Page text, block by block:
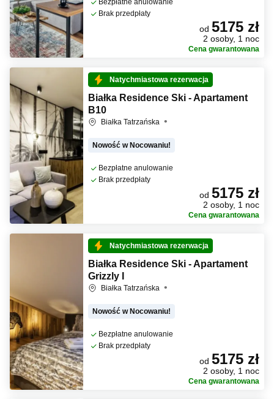
Bezpłatne anulowanie
Brak przedpłaty
od 5175 zł
2 osoby, 1 noc
Cena gwarantowana
Natychmiastowa rezerwacja
Białka Residence Ski - Apartament
B10
Białka Tatrzańska
Nowość w Nocowaniu!
Bezpłatne anulowanie
Brak przedpłaty
od 5175 zł
2 osoby, 1 noc
Cena gwarantowana
Natychmiastowa rezerwacja
Białka Residence Ski - Apartament
Grizzly I
Białka Tatrzańska
Nowość w Nocowaniu!
Bezpłatne anulowanie
Brak przedpłaty
od 5175 zł
2 osoby, 1 noc
Cena gwarantowana